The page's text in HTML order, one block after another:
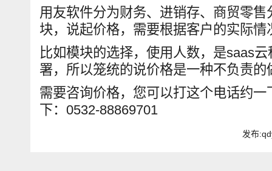
用友软件分为财务、进销存、商贸零
块，说起价格，需要根据客户的实际情
比如模块的选择，使用人数，是saas
署，所以笼统的说价格是一种不负责的
需要咨询价格，您可以打这个电话约
下：0532-88869701
发布